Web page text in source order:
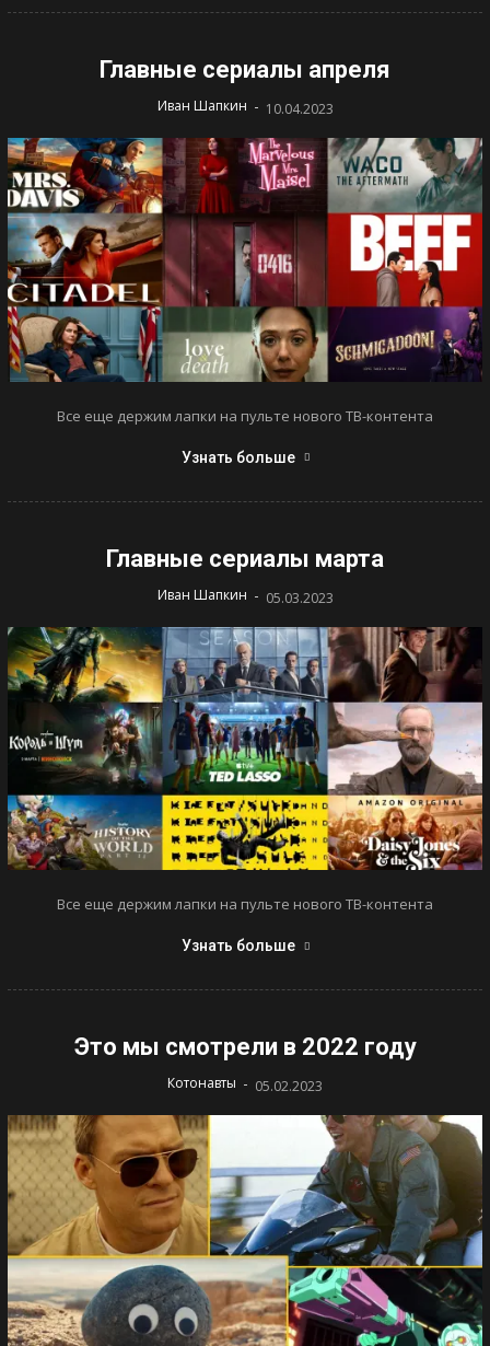
Главные сериалы апреля
Иван Шапкин - 10.04.2023
Все еще держим лапки на пульте нового ТВ-контента
Узнать больше
Главные сериалы марта
Иван Шапкин - 05.03.2023
Все еще держим лапки на пульте нового ТВ-контента
Узнать больше
Это мы смотрели в 2022 году
Котонавты - 05.02.2023